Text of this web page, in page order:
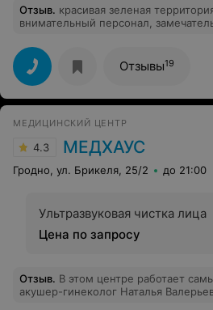
Отзыв. красивая зеленая
внимательный персонал,
кухня?! пальчики проглотишь!
Отзывы19
МЕДИЦИНСКИЙ ЦЕНТР
4.3 МЕДХАУС
Гродно, ул. Брикеля, 25/2 до 21:00
Ультразвуковая чистка лица
Цена по запросу
Отзыв. В этом центре работает
акушер-гинеколог Наталья